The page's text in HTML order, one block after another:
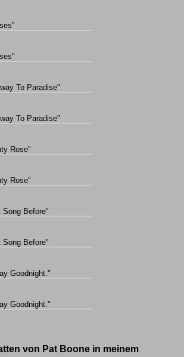
To Paradise"
To Paradise"
Rose"
Rose"
Song Before"
Song Before"
Goodnight."
Goodnight."
von Pat Boone in meinem